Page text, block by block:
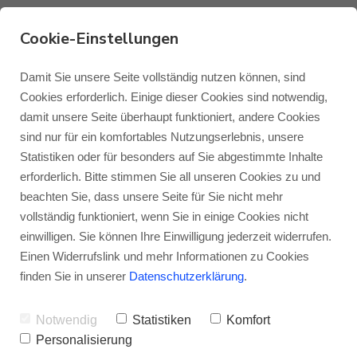
Monitor Audio
Monitor Audio Custom Install
Roksan
Blok
Blog Monitor Audio
Blog Roksan
Blog Blok
Doppelsieg für die
Monitor Audio Studio 89
bei AUDIO TEST 07-
2024
VON JENS RAGENOW 14.01.2025
Zugeben, das Wort „Studio“ im
Zusammenhang mit HiFi-Lautsprechern ist
nicht so wahnsinnig originell. Wenn ein
Cookie-Einstellungen
Damit Sie unsere Seite vollständig nutzen können, sind
Cookies erforderlich. Einige dieser Cookies sind notwendig,
damit unsere Seite überhaupt funktioniert, andere Cookies
sind nur für ein komfortables Nutzungserlebnis, unsere
Statistiken oder für besonders auf Sie abgestimmte Inhalte
erforderlich. Bitte stimmen Sie all unseren Cookies zu und
beachten Sie, dass unsere Seite für Sie nicht mehr
vollständig funktioniert, wenn Sie in einige Cookies nicht
einwilligen. Sie können Ihre Einwilligung jederzeit widerrufen.
Einen Widerrufslink und mehr Informationen zu Cookies
finden Sie in unserer Datenschutzerklärung.
Notwendig Statistiken
Komfort
Personalisierung